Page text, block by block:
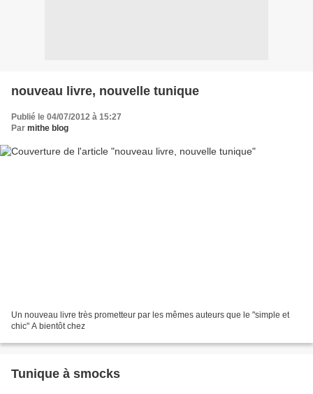
nouveau livre, nouvelle tunique
Publié le 04/07/2012 à 15:27
Par mithe blog
Un nouveau livre très prometteur par les mêmes auteurs que le "simple et
chic" A bientôt chez
Tunique à smocks